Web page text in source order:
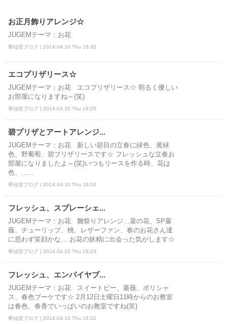
お正月飾りアレンジ☆
JUGEMテーマ：お花
華仙堂ブログ | 2014.04.10 Thu 16:32
エコプリザリース☆
JUGEMテーマ：お花 エコプリザリース☆ 明るく優しい
お部屋になりますね～(笑)
華仙堂ブログ | 2014.04.10 Thu 16:25
碧プリザとアートアレンジ...
JUGEMテーマ：お花 新しい節目の立春に緑色、黄緑
色、野葡萄、碧プリザリースです☆ フレッシュな立春お
部屋になりましたよ～(笑)いつもリースを作る時、花は
色、…...
華仙堂ブログ | 2014.04.10 Thu 16:24
フレッシュ、スプレーシェ...
JUGEMテーマ：お花 雛祭りアレンジ…菜の花、SP薔
薇、チューリップ、桃、レザーファン、春のお花さん達
に思わず笑顔かな… お花の妖精に出会った気がします☆
華仙堂ブログ | 2014.04.10 Thu 16:23
フレッシュ、エンパイヤブ...
JUGEMテーマ：お花 スイートピー、薔薇、ポリシャ
ス、春色ブーケです☆ 2月12日土曜日11時からのお教室
は春色、春香でいっぱいのお教室ですね(笑)
華仙堂ブログ | 2014.04.10 Thu 16:22